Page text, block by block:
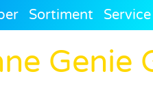
Sortiment Service
Genie